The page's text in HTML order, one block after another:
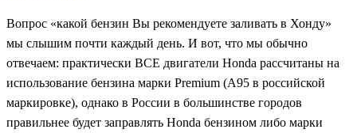
Вопрос «какой бензин Вы рекомендуете заливать в Хонду»
мы слышим почти каждый день. И вот, что мы обычно
отвечаем: практически ВСЕ двигатели Honda рассчитаны на
использование бензина марки Premium (A95 в российской
маркировке), однако в России в большинстве городов
правильнее будет заправлять Honda бензином либо марки